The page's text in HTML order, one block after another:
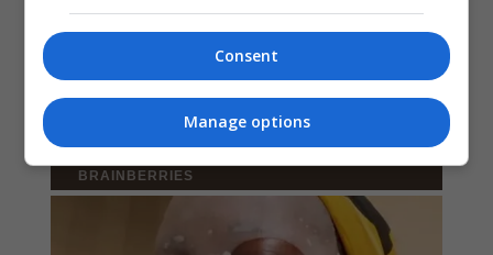
Consent
Manage options